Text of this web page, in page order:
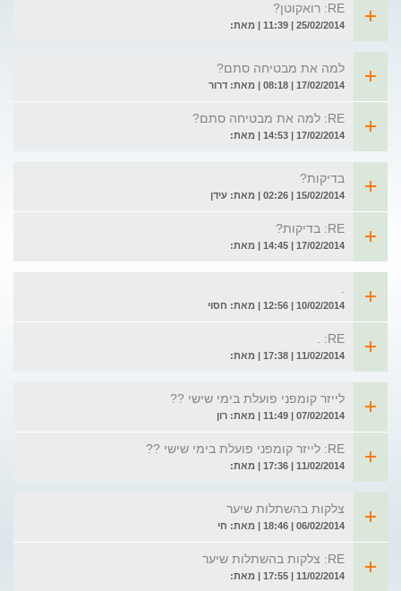
RE: רואקוטן?
25/02/2014 | 11:39 | מאת:
למה את מבטיחה סתם?
17/02/2014 | 08:18 | מאת: דרור
RE: למה את מבטיחה סתם?
17/02/2014 | 14:53 | מאת:
בדיקות?
15/02/2014 | 02:26 | מאת: עידן
RE: בדיקות?
17/02/2014 | 14:45 | מאת:
10/02/2014 | 12:56 | מאת: חסוי
RE: .
11/02/2014 | 17:38 | מאת:
לייזר קומפני פועלת בימי שישי ??
07/02/2014 | 11:49 | מאת: רון
RE: לייזר קומפני פועלת בימי שישי ??
11/02/2014 | 17:36 | מאת:
צלקות בהשתלות שיער
06/02/2014 | 18:46 | מאת: חי
RE: צלקות בהשתלות שיער
11/02/2014 | 17:55 | מאת: